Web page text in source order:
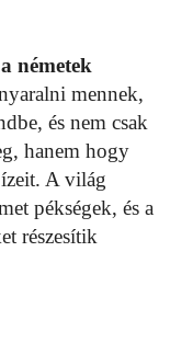
németek
mennek,
és nem csak
hanem hogy
A világ
pékségek, és a
részesítik